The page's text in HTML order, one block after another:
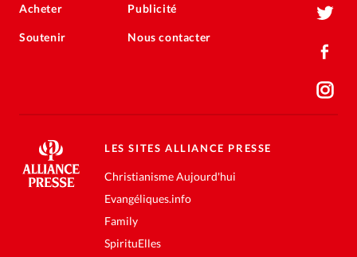
Acheter
Soutenir
Publicité
Nous contacter
LES SITES ALLIANCE PRESSE
Christianisme Aujourd'hui
Evangéliques.info
Family
SpirituElles